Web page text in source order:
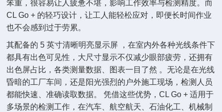
笨重，很容易让人疲惫不堪，影响工作效率与检测精度。而
CL Go + 的轻巧设计，让工人能轻松应对，即便长时间作业
也不会感到过于劳累。
其配备的 5 英寸清晰明亮显示屏 ，在室内外各种光线条件下
都具有出色可见性，大尺寸显示不仅减少眼部疲劳，还拥有
出色屏占比，各类测量数据、图表一目了然 。无论是在光线
昏暗的工厂车间，还是阳光强烈的户外施工现场，检测人员
都能快速、准确读取数据。 凭借这些优势，CL Go + 适用于
多场景的检测工作，在汽车、航空航天、石油化工、机械制